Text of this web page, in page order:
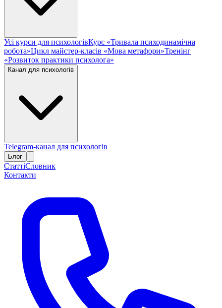
Усі курси для психологівКурс «Тривала психодинамічна
робота»Цикл майстер-класів «Мова метафори»Тренінг
«Розвиток практики психолога»
Канал для психологів
Telegram-канал для психологів
Блог
СтаттіСловник
Контакти